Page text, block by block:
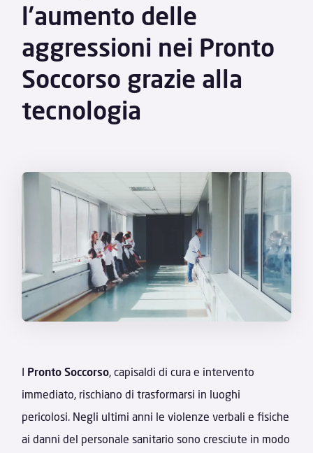
l’aumento delle
aggressioni nei Pronto
Soccorso grazie alla
tecnologia
I Pronto Soccorso, capisaldi di cura e intervento
immediato, rischiano di trasformarsi in luoghi
pericolosi. Negli ultimi anni le violenze verbali e fisiche
ai danni del personale sanitario sono cresciute in modo